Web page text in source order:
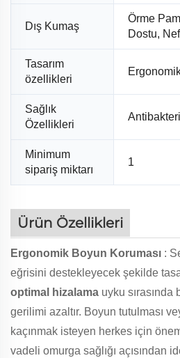
Dış Kumaş
Örme
Dostu,
Tasarım
özellikleri
Sağlık
Özellikleri
Minimum
sipariş miktarı
1
Ürün Özellikleri
Ergonomik Boyun Koruması :
eğrisini destekleyecek şekilde
optimal hizalama uyku sırasında
gerilimi azaltır. Boyun tutulması
kaçınmak isteyen herkes için
vadeli omurga sağlığı açısından